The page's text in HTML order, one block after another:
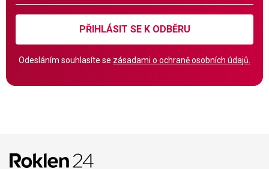
PŘIHLÁSIT SE K ODBĚRU
Odesláním souhlasíte se zásadami o ochraně osobních údajů.